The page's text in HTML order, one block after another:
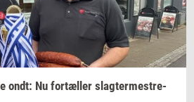
ondt: Nu for­tæl­ler slag­ter­me­stre­